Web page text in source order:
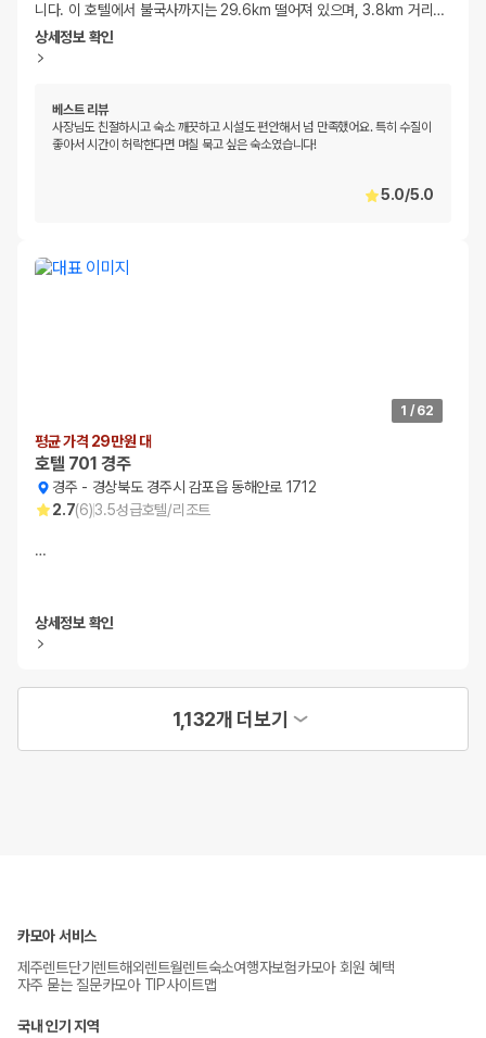
니다. 이 호텔에서 불국사까지는 29.6km 떨어져 있으며, 3.8km 거리 …
상세정보 확인
베스트 리뷰
사장님도 친절하시고 숙소 깨끗하고 시설도 편안해서 넘 만족했어요. 특히 수질이
좋아서 시간이 허락한다면 며칠 묵고 싶은 숙소였습니다!
5.0/5.0
1 / 62
평균 가격 29만원 대
호텔 701 경주
경주 - 경상북도 경주시 감포읍 동해안로 1712
2.7(6)3.5성급호텔/리조트
…
상세정보 확인
1,132개 더보기
카모아 서비스
제주렌트단기렌트해외렌트월렌트숙소여행자보험카모아 회원 혜택
자주 묻는 질문카모아 TIP사이트맵
국내 인기 지역